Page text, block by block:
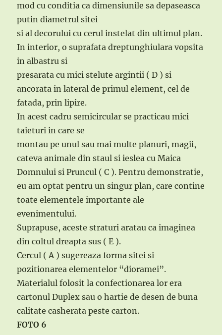
mod cu conditia ca dimensiunile sa depaseasca
putin diametrul sitei
si al decorului cu cerul instelat din ultimul plan.
In interior, o suprafata dreptunghiulara vopsita
in albastru si
presarata cu mici stelute argintii ( D ) si
ancorata in lateral de primul element, cel de
fatada, prin lipire.
In acest cadru semicircular se practicau mici
taieturi in care se
montau pe unul sau mai multe planuri, magii,
cateva animale din staul si ieslea cu Maica
Domnului si Pruncul ( C ). Pentru demonstratie,
eu am optat pentru un singur plan, care contine
toate elementele importante ale
evenimentului.
Suprapuse, aceste straturi aratau ca imaginea
din coltul dreapta sus ( E ).
Cercul ( A ) sugereaza forma sitei si
pozitionarea elementelor “dioramei”.
Materialul folosit la confectionarea lor era
cartonul Duplex sau o hartie de desen de buna
calitate casherata peste carton.
FOTO 6